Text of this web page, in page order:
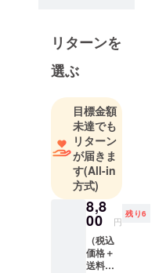
性を追究す
るメーカー
FISHDEVICE
シュデバイ
ス）
リターンを
選ぶ
目標金額
未達でも
リターン
が届きま
す(All-in
方式)
8,8
00 円
残り6
（税込
価格＋
送料代